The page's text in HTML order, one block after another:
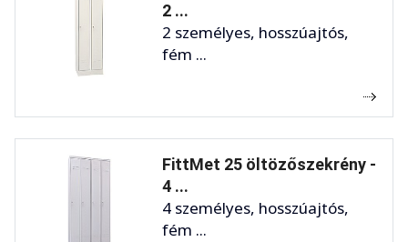
2 ...
2 személyes, hosszúajtós,
fém ...
FittMet 25 öltözőszekrény -
4 ...
4 személyes, hosszúajtós,
fém ...